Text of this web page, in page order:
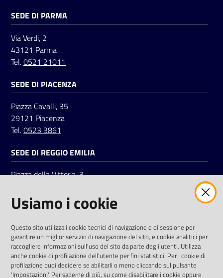
Registrati
Seguici
su
SEDE DI PARMA
Via Verdi, 2
43121 Parma
Tel.0521 21011
SEDE DI PIACENZA
Piazza Cavalli, 35
29121 Piacenza
Tel.0523 3861
SEDE DI REGGIO EMILIA
Piazza della Vittoria, 3
Tel.0522 7961
LinkedinFacebookInstagram
Usiamo i cookie
Questo sito utilizza i cookie tecnici di navigazione e di sessione per
garantire un miglior servizio di navigazione del sito, e cookie analitici per
raccogliere informazioni sull'uso del sito da parte degli utenti. Utilizza
anche cookie di profilazione dell'utente per fini statistici. Per i cookie di
profilazione puoi decidere se abilitarli o meno cliccando sul pulsante
'Impostazioni'. Per saperne di più, su come disabilitare i cookie oppure